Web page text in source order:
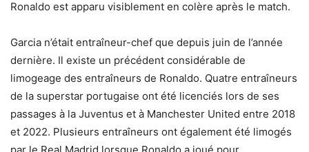
Ronaldo est apparu visiblement en colère après le match.
Garcia n’était entraîneur-chef que depuis juin de l’année
dernière. Il existe un précédent considérable de
limogeage des entraîneurs de Ronaldo. Quatre entraîneurs
de la superstar portugaise ont été licenciés lors de ses
passages à la Juventus et à Manchester United entre 2018
et 2022. Plusieurs entraîneurs ont également été limogés